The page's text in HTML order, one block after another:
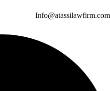
Info@atassilawfirm.com